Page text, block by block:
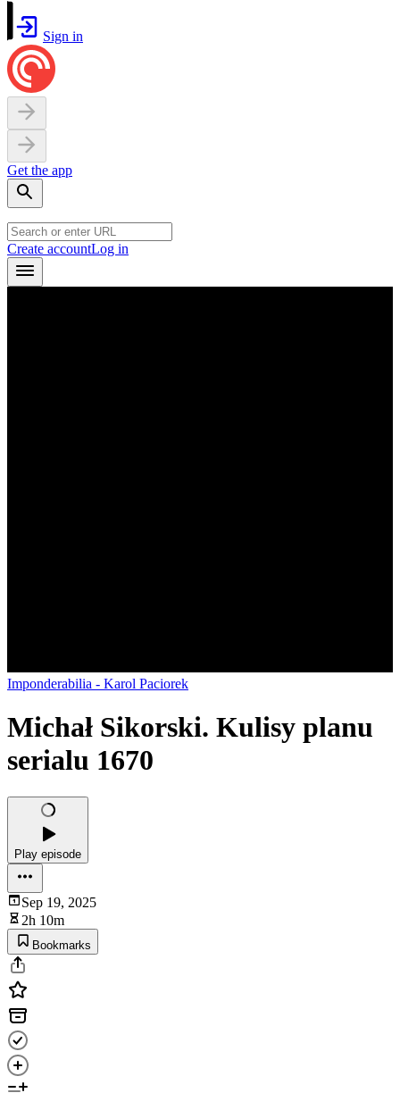
Sign in
Get the app
Create accountLog in
Imponderabilia - Karol Paciorek
Michał Sikorski. Kulisy planu
serialu 1670
Play episode
Sep 19, 2025
2h 10m
Bookmarks